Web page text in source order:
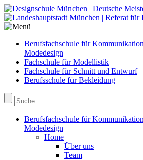
Berufsfachschule für
Modedesign
Fachschule für Modellistik
Fachschule für Schnitt und Entwurf
Berufsschule für Bekleidung
Berufsfachschule für
Modedesign
Home
Über uns
Team